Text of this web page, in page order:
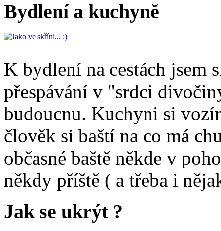
Bydlení a kuchyně
K bydlení na cestách jsem
přespávání v "srdci
budoucnu. Kuchyni si
člověk si baští na co má
občasné baště někde v
někdy příště ( a třeba i
Jak se ukrýt ?